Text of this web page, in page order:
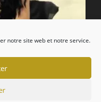
notre site web et notre service.